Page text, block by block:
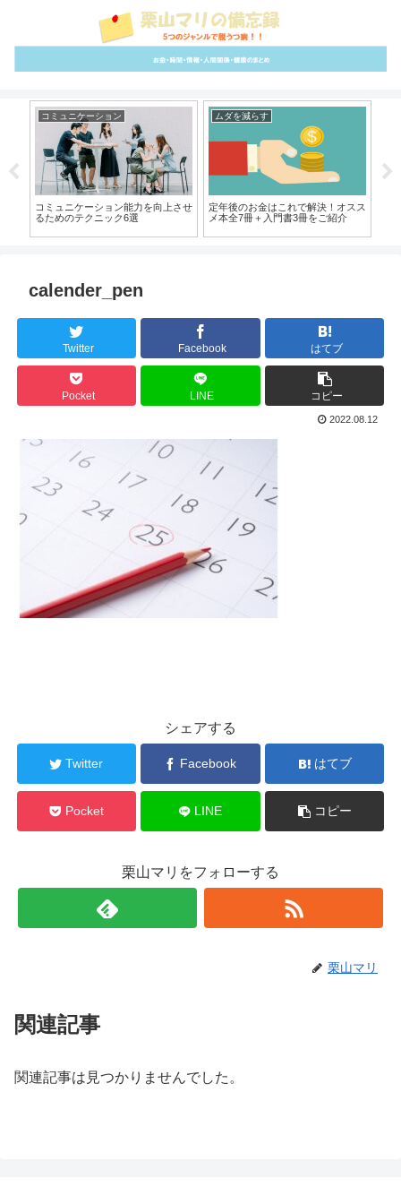
コミュニケーション
コミュニケーション能力を向上させ
るためのテクニック6選
ムダを減らす
定年後のお金はこれで解決！オスス
メ本全7冊＋入門書3冊をご紹介
calender_pen
Twitter Facebook はてブ
Pocket LINE コピー
2022.08.12
シェアする
Twitter Facebook はてブ
Pocket LINE コピー
栗山マリをフォローする
栗山マリ
関連記事
関連記事は見つかりませんでした。